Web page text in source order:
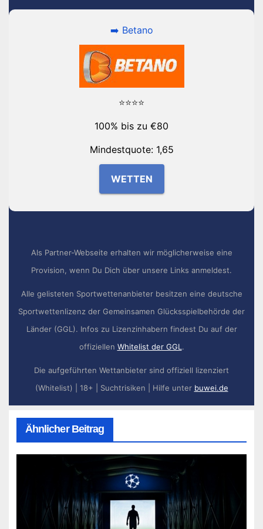
➡️ Betano
⭐⭐⭐⭐
100% bis zu €80
Mindestquote: 1,65
WETTEN
Als Partner-Webseite erhalten wir möglicherweise eine
Provision, wenn Du Dich über unsere Links anmeldest.
Alle gelisteten Sportwettenanbieter besitzen eine deutsche
Sportwettenlizenz der Gemeinsamen Glücksspielbehörde der
Länder (GGL). Infos zu Lizenzinhabern findest Du auf der
offiziellen Whitelist der GGL.
Die aufgeführten Wettanbieter sind offiziell lizenziert
(Whitelist) | 18+ | Suchtrisiken | Hilfe unter buwei.de
Ähnlicher Beitrag